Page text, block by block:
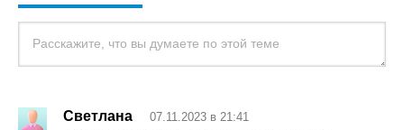
Светлана 07.11.2023 в 21:41